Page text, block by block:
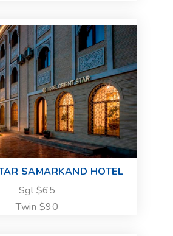
SAMARKAND HOTEL
Sgl $65
Twin $90